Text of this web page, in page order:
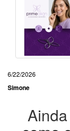
6/22/2026
Simone